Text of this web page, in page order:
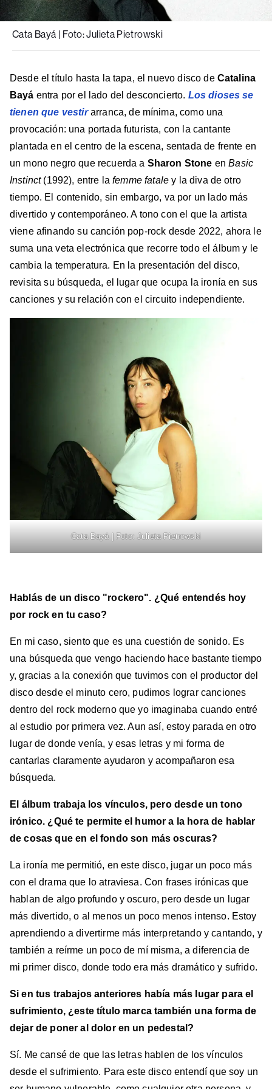
Cata Bayá | Foto: Julieta Pietrowski
Desde el título hasta la tapa, el nuevo disco de Catalina
Bayá entra por el lado del desconcierto. Los dioses se
tienen que vestir arranca, de mínima, como una
provocación: una portada futurista, con la cantante
plantada en el centro de la escena, sentada de frente en
un mono negro que recuerda a Sharon Stone enBasic
Instinct(1992), entre lafemme fatale y la diva de otro
tiempo. El contenido, sin embargo, va por un lado más
divertido y contemporáneo. A tono con el que la artista
viene afinando su canción pop-rock desde 2022, ahora le
suma una veta electrónica que recorre todo el álbum y le
cambia la temperatura. En la presentación del disco,
revisita su búsqueda, el lugar que ocupa la ironía en sus
canciones y su relación con el circuito independiente.
Cata Bayá | Foto: Julieta Pietrowski
Hablás de un disco "rockero". ¿Qué entendés hoy
por rock en tu caso?
En mi caso, siento que es una cuestión de sonido. Es
una búsqueda que vengo haciendo hace bastante tiempo
y, gracias a la conexión que tuvimos con el productor del
disco desde el minuto cero, pudimos lograr canciones
dentro del rock moderno que yo imaginaba cuando entré
al estudio por primera vez. Aun así, estoy parada en otro
lugar de donde venía, y esas letras y mi forma de
cantarlas claramente ayudaron y acompañaron esa
búsqueda.
⁠El álbum trabaja los vínculos, pero desde un tono
irónico. ¿Qué te permite el humor a la hora de hablar
de cosas que en el fondo son más oscuras?
La ironía me permitió, en este disco, jugar un poco más
con el drama que lo atraviesa. Con frases irónicas que
hablan de algo profundo y oscuro, pero desde un lugar
más divertido, o al menos un poco menos intenso. Estoy
aprendiendo a divertirme más interpretando y cantando, y
también a reírme un poco de mí misma, a diferencia de
mi primer disco, donde todo era más dramático y sufrido.
Si en tus trabajos anteriores había más lugar para el
sufrimiento, ¿este título marca también una forma de
dejar de poner al dolor en un pedestal?
Sí. Me cansé de que las letras hablen de los vínculos
desde el sufrimiento. Para este disco entendí que soy un